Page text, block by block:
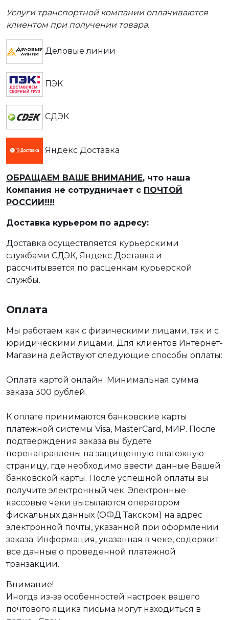
Услуги транспортной компании оплачиваются
клиентом при получении товара.
Деловые линии
ПЭК
СДЭК
Яндекс Доставка
ОБРАЩАЕМ ВАШЕ ВНИМАНИЕ, что наша
Компания не сотрудничает с ПОЧТОЙ
РОССИИ!!!!
Доставка курьером по адресу:
Доставка осуществляется курьерскими
службами СДЭК, Яндекс Доставка и
рассчитывается по расценкам курьерской
службы.
Оплата
Мы работаем как с физическими лицами, так и с
юридическими лицами. Для клиентов Интернет-
Магазина действуют следующие способы оплаты:
Оплата картой онлайн. Минимальная сумма
заказа 300 рублей.
К оплате принимаются банковские карты
платежной системы Visa, MasterCard, МИР. После
подтверждения заказа вы будете
перенаправлены на защищенную платежную
страницу, где необходимо ввести данные Вашей
банковской карты. После успешной оплаты вы
получите электронный чек. Электронные
кассовые чеки высылаются оператором
фискальных данных (ОФД Такском) на адрес
электронной почты, указанной при оформлении
заказа. Информация, указанная в чеке, содержит
все данные о проведенной платежной
транзакции.
Внимание!
Иногда из-за особенностей настроек вашего
почтового ящика письма могут находиться в